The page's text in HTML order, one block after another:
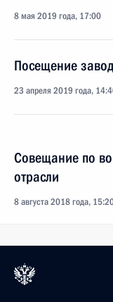
8 мая 2019 года, 17:00
Посещение
23 апреля 2019 года,
Совещание по
отрасли
8 августа 2018 года,